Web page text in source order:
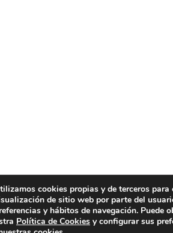
cookies propias y de terceros para
de sitio web por parte del
y hábitos de navegación. Puede
Política de Cookies y configurar sus